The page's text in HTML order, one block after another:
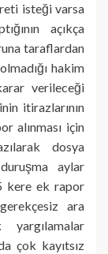
isteği varsa
açıkça
taraflardan
hakim
verileceği
itirazlarının
alınması için
dosya
aylar
kere ek rapor
ara
yargılamalar
çok kayıtsız